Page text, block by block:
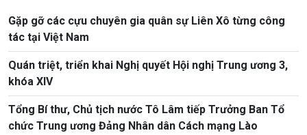
Gặp gỡ các cựu chuyên gia quân sự Liên Xô từng công
tác tại Việt Nam
Quán triệt, triển khai Nghị quyết Hội nghị Trung ương 3,
khóa XIV
Tổng Bí thư, Chủ tịch nước Tô Lâm tiếp Trưởng Ban Tổ
chức Trung ương Đảng Nhân dân Cách mạng Lào